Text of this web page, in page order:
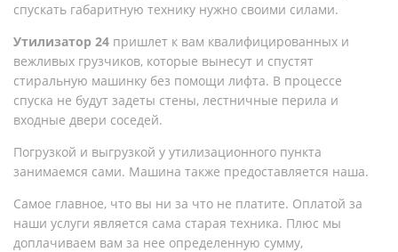
спускать габаритную технику нужно своими силами.
Утилизатор 24 пришлет к вам квалифицированных и
вежливых грузчиков, которые вынесут и спустят
стиральную машинку без помощи лифта. В процессе
спуска не будут задеты стены, лестничные перила и
входные двери соседей.
Погрузкой и выгрузкой у утилизационного пункта
занимаемся сами. Машина также предоставляется наша.
Самое главное, что вы ни за что не платите. Оплатой за
наши услуги является сама старая техника. Плюс мы
доплачиваем вам за нее определенную сумму,